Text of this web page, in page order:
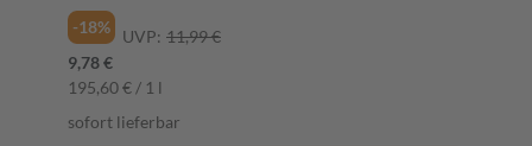
-18%
UVP: 11,99 €
9,78 €
195,60 € / 1 l
sofort lieferbar